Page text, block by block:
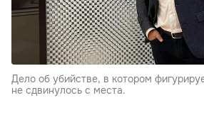
Дело об убийстве, в котором
не сдвинулось с места.